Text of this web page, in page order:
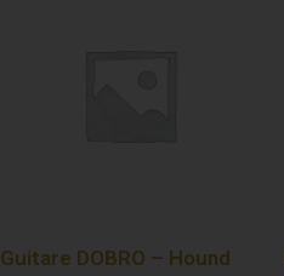
Guitare DOBRO – Hound